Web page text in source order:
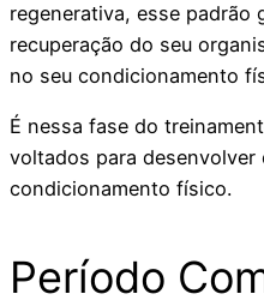
regenerativa, esse padrão
recuperação do seu
no seu condicionamento
É nessa fase do
voltados para desenvolver
condicionamento físico.
Período